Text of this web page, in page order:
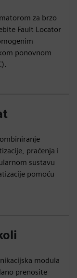
za brzo
Fault Locator
ponovnom
praćenja i
sustavu
pomoću
modula
prenosite